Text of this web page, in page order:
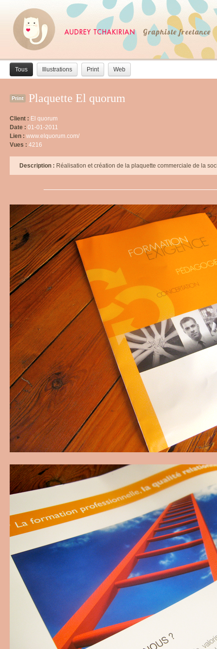
Tous Illustrations Print Web
Print Plaquette El quorum
Client : El quorum
Date : 01-01-2011
Lien : www.elquorum.com/
Vues : 4216
Description : Réalisation et création de la plaquette commerciale de la